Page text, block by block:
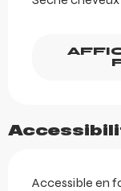
Accessible en